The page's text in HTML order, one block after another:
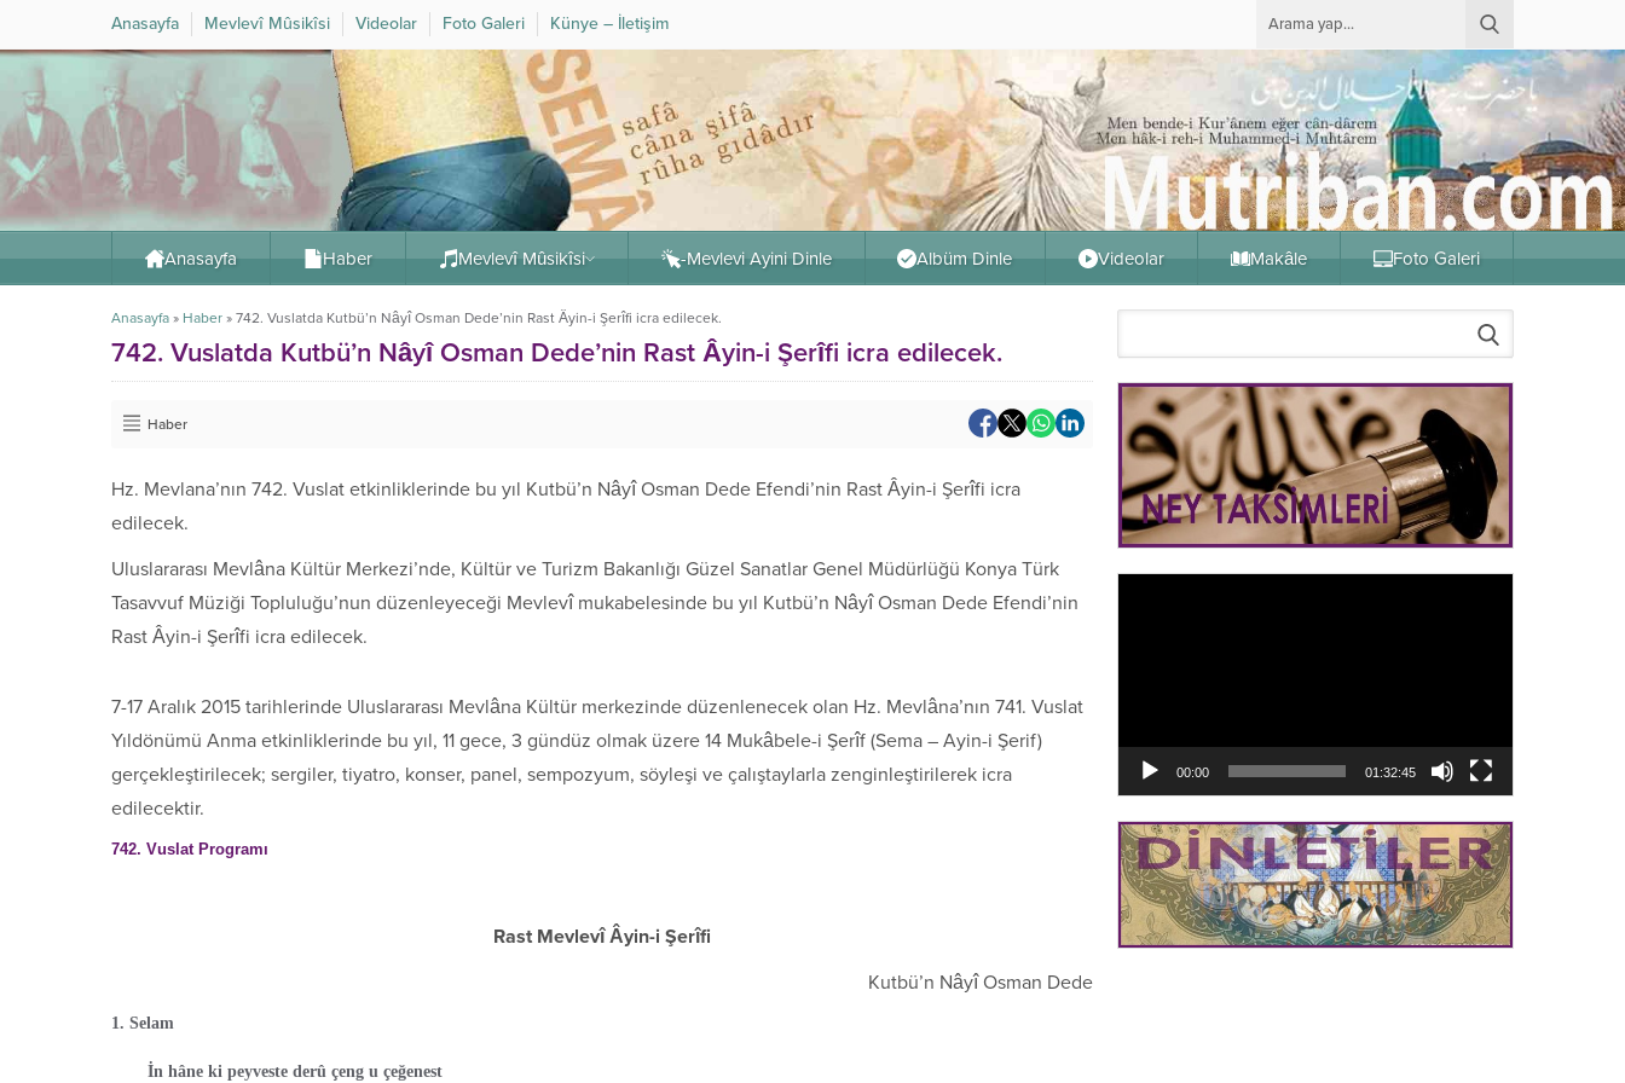
Anasayfa Mevlevî Mûsikîsi Videolar Foto Galeri Künye – İletişim
Anasayfa Haber Mevlevî Mûsikîsi -Mevlevi Ayini Dinle Albüm Dinle Videolar Makâle Foto Galeri
Anasayfa » Haber » 742. Vuslatda Kutbü’n Nâyî Osman Dede’nin Rast Âyin-i Şerîfi icra edilecek.
742. Vuslatda Kutbü’n Nâyî Osman Dede’nin Rast Âyin-i Şerîfi icra edilecek.
Haber
Hz. Mevlana’nın 742. Vuslat etkinliklerinde bu yıl Kutbü’n Nâyî Osman Dede Efendi’nin Rast Âyin-i Şerîfi icra
edilecek.
Uluslararası Mevlâna Kültür Merkezi’nde, Kültür ve Turizm Bakanlığı Güzel Sanatlar Genel Müdürlüğü Konya Türk
Tasavvuf Müziği Topluluğu’nun düzenleyeceği Mevlevî mukabelesinde bu yıl Kutbü’n Nâyî Osman Dede Efendi’nin
Rast Âyin-i Şerîfi icra edilecek.
7-17 Aralık 2015 tarihlerinde Uluslararası Mevlâna Kültür merkezinde düzenlenecek olan Hz. Mevlâna’nın 741. Vuslat
Yıldönümü Anma etkinliklerinde bu yıl, 11 gece, 3 gündüz olmak üzere 14 Mukâbele-i Şerîf (Sema – Ayin-i Şerif)
gerçekleştirilecek; sergiler, tiyatro, konser, panel, sempozyum, söyleşi ve çalıştaylarla zenginleştirilerek icra
edilecektir.
742. Vuslat Programı
Rast Mevlevî Âyin-i Şerîfi
Kutbü’n Nâyî Osman Dede
1. Selam
İn hâne ki peyveste derû çeng u çeğenest
00:00 01:32:45